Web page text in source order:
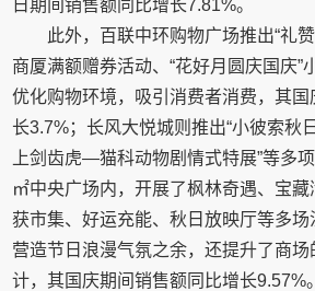
日期间销售额同比增长7.81%。
此外，百联中环购物广场推出“礼
商厦满额赠券活动、“花好月圆庆国庆”
优化购物环境，吸引消费者消费，其
长3.7%；长风大悦城则推出“小彼索秋
上剑齿虎—猫科动物剧情式特展”等多
㎡中央广场内，开展了枫林奇遇、宝
获市集、好运充能、秋日放映厅等多
营造节日浪漫气氛之余，还提升了商
计，其国庆期间销售额同比增长9.57%。